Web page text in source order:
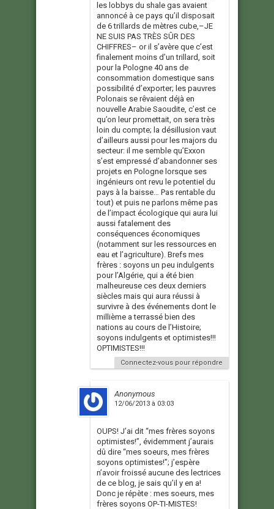
les lobbys du shale gas avaient
annoncé à ce pays qu’il disposait
de 6 trillards de mètres cube,–JE
NE SUIS PAS TRÈS SÛR DES
CHIFFRES– or il s’avère que c’est
finalement moins d’un trillard, soit
pour la Pologne 40 ans de
consommation domestique sans
possibilité d’exporter; les pauvres
Polonais se rêvaient déjà en
nouvelle Arabie Saoudite, c’est ce
qu’on leur promettait, on sera très
loin du compte; la désillusion vaut
d’ailleurs aussi pour les majors du
secteur: il me semble qu’Exxon
s’est empressé d’abandonner ses
projets en Pologne lorsque ses
ingénieurs ont revu le potentiel du
pays à la baisse… Pas rentable du
tout) et puis ne parlons même pas
de l’impact écologique qui aura lui
aussi fatalement des
conséquences économiques
(notamment sur les ressources en
eau et l’agriculture). Brefs mes
frères : soyons un peu indulgents
pour l’Algérie, qui a été bien
malheureuse ces deux derniers
siècles mais qui aura réussi à
survivre à des événements dont le
millième a terrassé bien des
nations au cours de l’Histoire;
soyons indulgents et optimistes!!!
OPTIMISTES!!!
Connectez-vous pour répondre
Anonymous
12/06/2013 à 03:03
OUPS! J’ai dit “mes frères soyons
optimistes!”, évidemment j’aurais
dû dire “mes soeurs, mes frères
soyons optimistes!”; j’espère
n’avoir froissé aucune des lectrices
de ce blog, je sais qu’il y en a!
Donc je répète : mes soeurs, mes
frères soyons OP-TI-MISTES!